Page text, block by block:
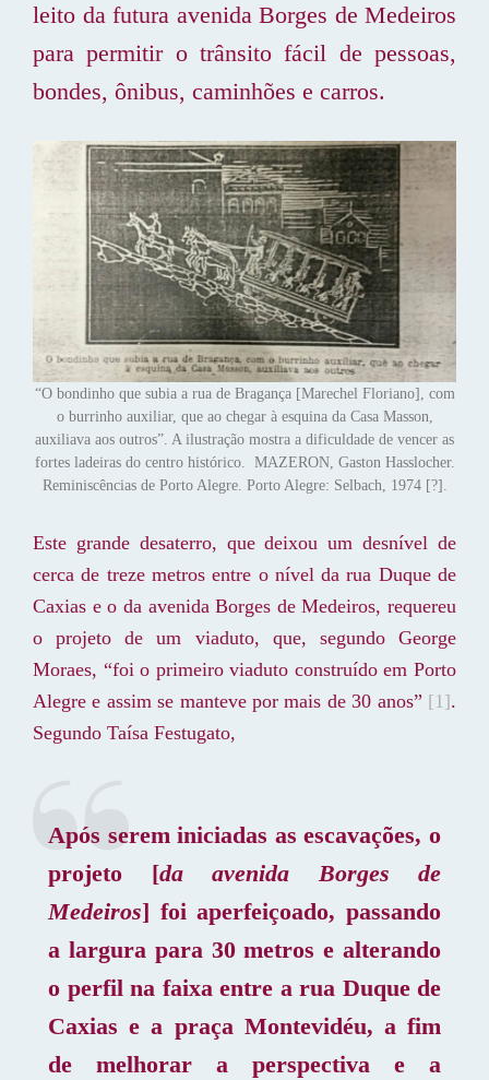
leito da futura avenida Borges de Medeiros
para permitir o trânsito fácil de pessoas,
bondes, ônibus, caminhões e carros.
“O bondinho que subia a rua de Bragança [Marechel Floriano], com
o burrinho auxiliar, que ao chegar à esquina da Casa Masson,
auxiliava aos outros”. A ilustração mostra a dificuldade de vencer as
fortes ladeiras do centro histórico. MAZERON, Gaston Hasslocher.
Reminiscências de Porto Alegre. Porto Alegre: Selbach, 1974 [?].
Este grande desaterro, que deixou um desnível de
cerca de treze metros entre o nível da rua Duque de
Caxias e o da avenida Borges de Medeiros, requereu
o projeto de um viaduto, que, segundo George
Moraes, “foi o primeiro viaduto construído em Porto
Alegre e assim se manteve por mais de 30 anos” [1].
Segundo Taísa Festugato,
Após serem iniciadas as escavações, o
projeto [da avenida Borges de
Medeiros] foi aperfeiçoado, passando
a largura para 30 metros e alterando
o perfil na faixa entre a rua Duque de
Caxias e a praça Montevidéu, a fim
de melhorar a perspectiva e a